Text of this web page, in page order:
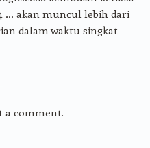
… akan muncul lebih dari
dalam waktu singkat
a comment.